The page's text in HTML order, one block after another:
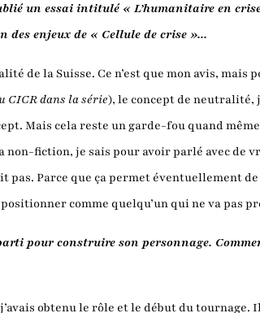
un essai intitulé « L’humanitaire en
des enjeux de « Cellule de crise »...
de la Suisse. Ce n’est que mon avis, mais
dans la série), le concept de neutralité,
Mais cela reste un garde-fou quand
fiction, je sais pour avoir parlé avec de
Parce que ça permet éventuellement
comme quelqu’un qui ne va pas
pour construire son personnage.
obtenu le rôle et le début du tournage.